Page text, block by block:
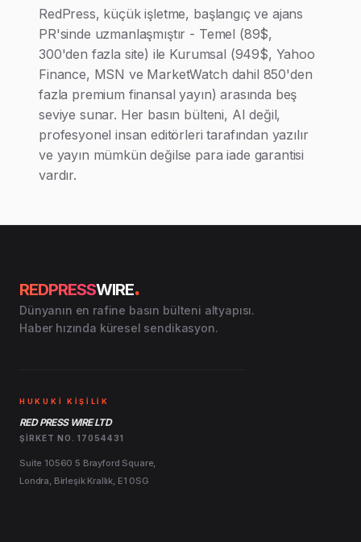
RedPress, küçük işletme, başlangıç ve ajans
PR'sinde uzmanlaşmıştır - Temel (89$,
300'den fazla site) ile Kurumsal (949$, Yahoo
Finance, MSN ve MarketWatch dahil 850'den
fazla premium finansal yayın) arasında beş
seviye sunar. Her basın bülteni, AI değil,
profesyonel insan editörleri tarafından yazılır
ve yayın mümkün değilse para iade garantisi
vardır.
REDPRESSWIRE.
Dünyanın en rafine basın bülteni altyapısı.
Haber hızında küresel sendikasyon.
HUKUKİ KİŞİLİK
RED PRESS WIRE LTD
ŞIRKET NO. 17054431
Suite 10560 5 Brayford Square,
Londra, Birleşik Krallık, E1 0SG